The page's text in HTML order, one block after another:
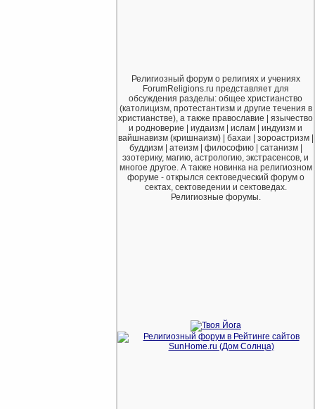
Религиозный форум о религиях и учениях
ForumReligions.ru представляет для
обсуждения разделы: общее христианство
(католицизм, протестантизм и другие течения в
христианстве), а также православие | язычество
и родноверие | иудаизм | ислам | индуизм и
вайшнавизм (кришнаизм) | бахаи | зороастризм |
буддизм | атеизм | философию | сатанизм |
эзотерику, магию, астрологию, экстрасенсов, и
многое другое. А также новинка на религиозном
форуме - открылся сектоведческий форум о
сектах, сектоведении и сектоведах.
Религиозные форумы.